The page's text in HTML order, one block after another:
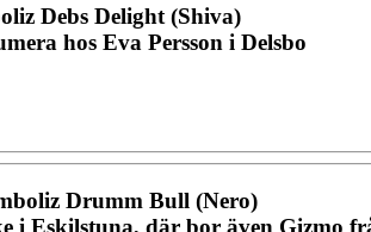
Debs Delight (Shiva)
hos Eva Persson i Delsbo
Drumm Bull (Nero)
i Eskilstuna, där bor även Gizmo